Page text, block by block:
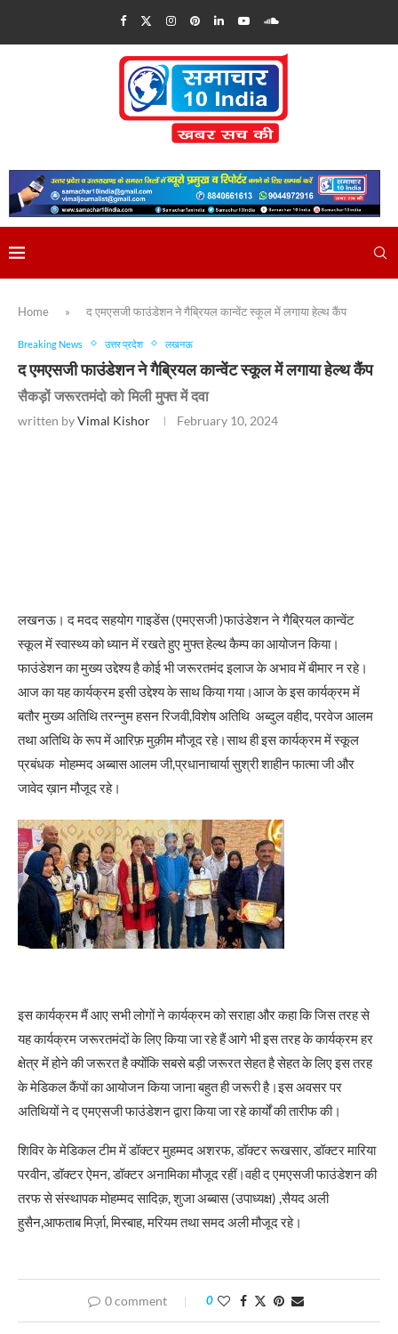
Home » द एमएसजी फाउंडेशन ने गैब्रियल कान्वेंट स्कूल में लगाया हेल्थ कैंप
Breaking News उत्तर प्रदेश लखनऊ
द एमएसजी फाउंडेशन ने गैब्रियल कान्वेंट स्कूल में लगाया हेल्थ कैंप
सैकड़ों जरूरतमंदो को मिली मुफ्त में दवा
written byVimal Kishor February 10, 2024
लखनऊ। द मदद सहयोग गाइडेंस (एमएसजी )फाउंडेशन ने गैब्रियल कान्वेंट
स्कूल में स्वास्थ्य को ध्यान में रखते हुए मुफ्त हेल्थ कैम्प का आयोजन किया।
फाउंडेशन का मुख्य उद्देश्य है कोई भी जरूरतमंद इलाज के अभाव में बीमार न रहे।
आज का यह कार्यक्रम इसी उद्देश्य के साथ किया गया।आज के इस कार्यक्रम में
बतौर मुख्य अतिथि तरन्नुम हसन रिजवी,विशेष अतिथि अब्दुल वहीद, परवेज आलम
तथा अतिथि के रूप में आरिफ़ मुक़ीम मौजूद रहे।साथ ही इस कार्यक्रम में स्कूल
प्रबंधक मोहम्मद अब्बास आलम जी,प्रधानाचार्या सुश्री शाहीन फात्मा जी और
जावेद ख़ान मौजूद रहे।
इस कार्यक्रम मैं आए सभी लोगों ने कार्यक्रम को सराहा और कहा कि जिस तरह से
यह कार्यक्रम जरूरतमंदों के लिए किया जा रहे हैं आगे भी इस तरह के कार्यक्रम हर
क्षेत्र में होने की जरूरत है क्योंकि सबसे बड़ी जरूरत सेहत है सेहत के लिए इस तरह
के मेडिकल कैंपों का आयोजन किया जाना बहुत ही जरूरी है।इस अवसर पर
अतिथियों ने द एमएसजी फाउंडेशन द्वारा किया जा रहे कार्यों की तारीफ की।
शिविर के मेडिकल टीम में डॉक्टर मुहम्मद अशरफ, डॉक्टर रूखसार, डॉक्टर मारिया
परवीन, डॉक्टर ऐमन, डॉक्टर अनामिका मौजूद रहीं।वही द एमएसजी फाउंडेशन की
तरफ से संस्थापक मोहम्मद सादिक़, शुजा अब्बास (उपाध्यक्ष) ,सैयद अली
हुसैन,आफताब मिर्ज़ा, मिस्बाह, मरियम तथा समद अली मौजूद रहे।
0 comment 0